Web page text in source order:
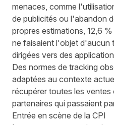
menaces, comme
de publicités ou l'abandon
propres estimations, 12,6
ne faisaient l'objet d'aucun
dirigées vers des
Des normes de tracking
adaptées au contexte
récupérer toutes les ventes
partenaires qui passaient
Entrée en scène de la CPI